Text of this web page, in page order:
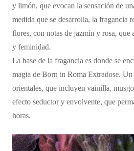
y limón, que evocan la sensación de
medida que se desarrolla, la fragancia
flores, con notas de jazmín y rosa, que
y feminidad.
La base de la fragancia es donde se
magia de Born in Roma Extradose.
orientales, que incluyen vainilla,
efecto seductor y envolvente, que
horas.